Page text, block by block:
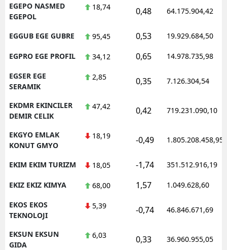
EGEPO NASMED
EGEPOL
18,74 0,48 64.175.904,42
EGGUB EGE GUBRE 95,45 0,53 19.929.684,50
EGPRO EGE PROFIL 34,12 0,65 14.978.735,98
EGSER EGE
SERAMIK
2,85 0,35 7.126.304,54
EKDMR EKINCILER
DEMIR CELIK
47,42 0,42 719.231.090,10
EKGYO EMLAK
KONUT GMYO
18,19 -0,49 1.805.208.458,95
EKIM EKIM TURIZM 18,05 -1,74 351.512.916,19
EKIZ EKIZ KIMYA 68,00 1,57 1.049.628,60
EKOS EKOS
TEKNOLOJI
5,39 -0,74 46.846.671,69
EKSUN EKSUN
GIDA
6,03 0,33 36.960.955,05